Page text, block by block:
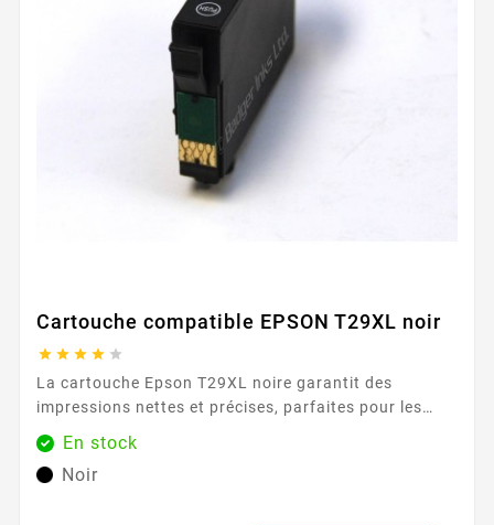
Cartouche compatible EPSON T29XL noir
    
La cartouche Epson T29XL noire garantit des
impressions nettes et précises, parfaites pour les
documents professionnels et les impressions
quotidiennes. Avec sa capacité de 470 pages, elle
offre une performance constante et fiable.
En stock
Noir